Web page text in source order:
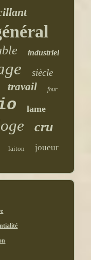
industriel
siècle
travail four
lame
cru
laiton joueur